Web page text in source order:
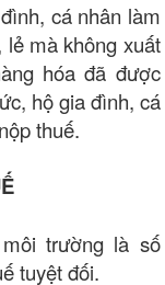
cá nhân làm
mà không xuất
hóa đã được
hộ gia đình, cá
thuế.
trường là số
tuyệt đối.